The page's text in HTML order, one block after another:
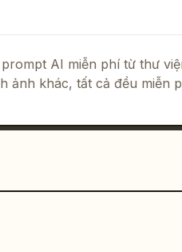
AI miễn phí từ thư
ảnh khác, tất cả đều miễn